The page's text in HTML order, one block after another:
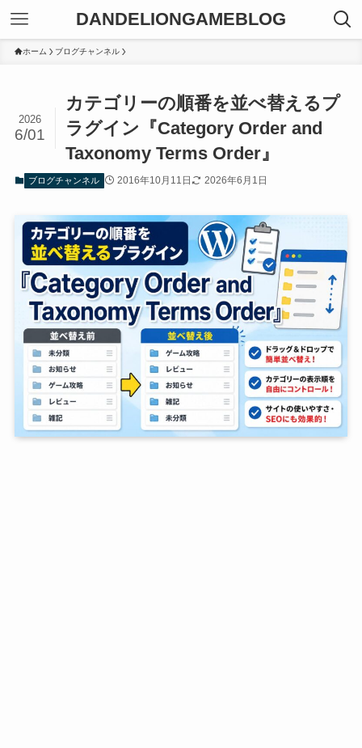
DANDELIONGAMEBLOG
ホーム ブログチャンネル
カテゴリーの順番を並べ替えるプ
ラグイン『Category Order and
Taxonomy Terms Order』
2026
6/01
ブログチャンネル 2016年10月11日 2026年6月1日